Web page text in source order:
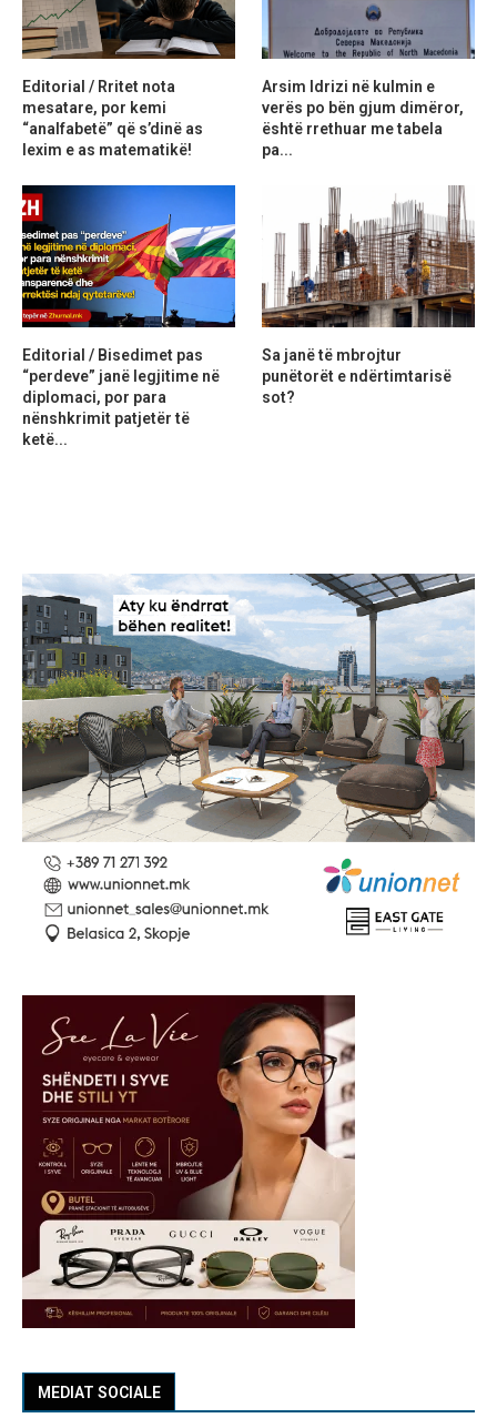
MEDIAT SOCIALE
Editorial / Rritet nota
mesatare, por kemi
“analfabetë” që s’dinë as
lexim e as matematikë!
Arsim Idrizi në kulmin e
verës po bën gjum dimëror,
është rrethuar me tabela
pa...
Editorial / Bisedimet pas
“perdeve” janë legjitime në
diplomaci, por para
nënshkrimit patjetër të
ketë...
Sa janë të mbrojtur
punëtorët e ndërtimtarisë
sot?